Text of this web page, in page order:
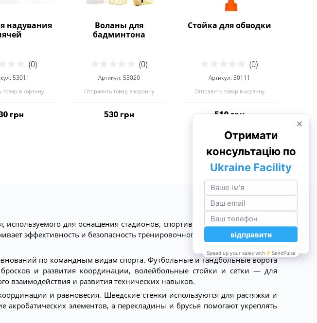
надувания
(0)
53011
товар в корзину
грн
Воланы для
бадминтона
(0)
Артикул: 53020
Отправить товар в корзину
530 грн
Стойка для обводки
(0)
Артикул: 30111
Отправить товар в корзину
510 грн
для оснащения стадионов, спортивных площадок, залов и
эффективность и безопасность тренировочного процесса.
по командным видам спорта. Футбольные и гандбольные ворота
и развития координации, волейбольные стойки и сетки — для
взаимодействия и развития технических навыков.
и равновесия. Шведские стенки используются для растяжки и
элементов, а перекладины и брусья помогают укреплять